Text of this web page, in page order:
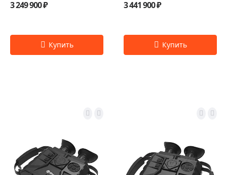
3 249 900 ₽ 3 441 900 ₽